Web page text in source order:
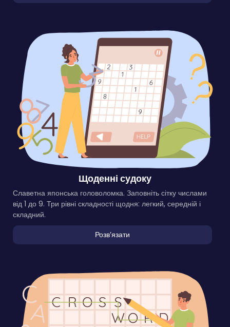
Щоденні судоку
Славетна японська головоломка. Заповніть сітку числами
від 1 до 9. Три рівні складності щодня: легкий, середній і
складний.
Розвʼязати